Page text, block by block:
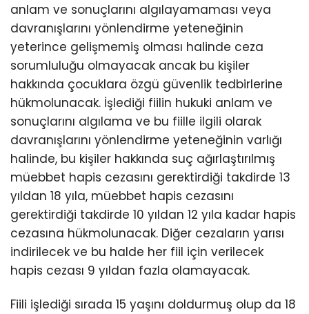
anlam ve sonuçlarını algılayamaması veya
davranışlarını yönlendirme yeteneğinin
yeterince gelişmemiş olması halinde ceza
sorumluluğu olmayacak ancak bu kişiler
hakkında çocuklara özgü güvenlik tedbirlerine
hükmolunacak. İşlediği fiilin hukuki anlam ve
sonuçlarını algılama ve bu fiille ilgili olarak
davranışlarını yönlendirme yeteneğinin varlığı
halinde, bu kişiler hakkında suç ağırlaştırılmış
müebbet hapis cezasını gerektirdiği takdirde 13
yıldan 18 yıla, müebbet hapis cezasını
gerektirdiği takdirde 10 yıldan 12 yıla kadar hapis
cezasına hükmolunacak. Diğer cezaların yarısı
indirilecek ve bu halde her fiil için verilecek
hapis cezası 9 yıldan fazla olamayacak.
Fiili işlediği sırada 15 yaşını doldurmuş olup da 18